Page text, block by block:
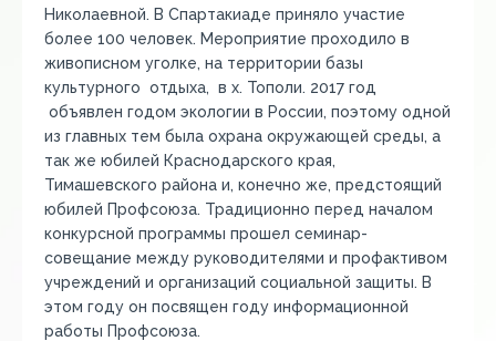
Николаевной. В Спартакиаде приняло участие
более 100 человек. Мероприятие проходило в
живописном уголке, на территории базы
культурного отдыха, в х. Тополи. 2017 год
объявлен годом экологии в России, поэтому одной
из главных тем была охрана окружающей среды, а
так же юбилей Краснодарского края,
Тимашевского района и, конечно же, предстоящий
юбилей Профсоюза. Традиционно перед началом
конкурсной программы прошел семинар-
совещание между руководителями и профактивом
учреждений и организаций социальной защиты. В
этом году он посвящен году информационной
работы Профсоюза.